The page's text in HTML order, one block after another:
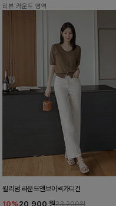
리뷰 카운트 영역
윌리덤 라운드앤브이넥가디건
10%20,900 원23,200원